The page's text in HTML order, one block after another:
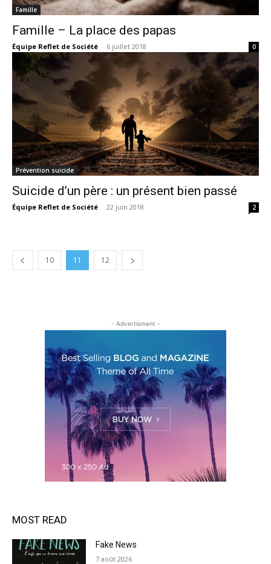
Famille
Famille – La place des papas
Équipe Reflet de Société - 6 juillet 2018 0
Prévention suicide
Suicide d’un père : un présent bien passé
Équipe Reflet de Société - 22 juin 2018 2
10 11 12
- Advertisment -
MOST READ
Fake News
7 août 2026